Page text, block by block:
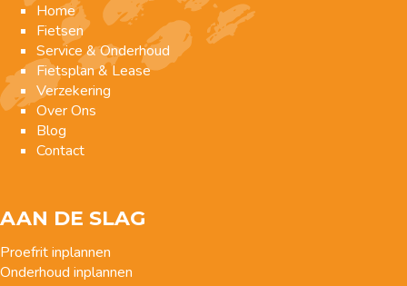
Home
Fietsen
Service & Onderhoud
Fietsplan & Lease
Verzekering
Over Ons
Blog
Contact
AAN DE SLAG
Proefrit inplannen
Onderhoud inplannen